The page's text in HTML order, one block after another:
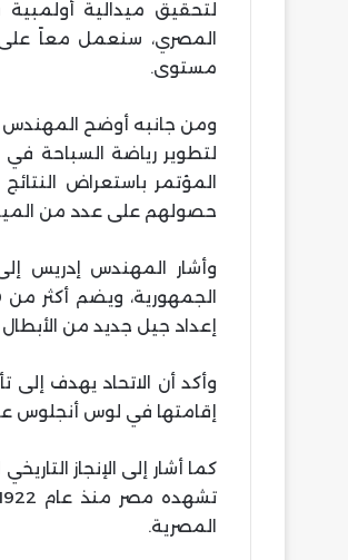
لتحقيق ميدالية أولمبية
المصري، سنعمل معاً على
مستوى.
ومن جانبه أوضح المهندس
لتطوير رياضة السباحة
المؤتمر باستعراض
حصولهم على عدد من
إعداد جيل جديد من الأبطال
إقامتها في لوس أنجلوس عام
كما أشار إلى الإنجاز
المصرية.